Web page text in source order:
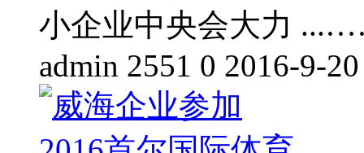
小企业中央会大力
admin 2551 0 2016-9-